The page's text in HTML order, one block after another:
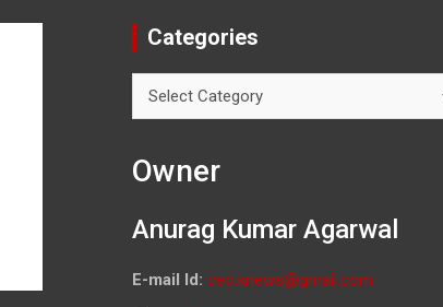
Categories
Owner
Anurag Kumar Agarwal
E-mail Id: ceo.knews@gmail.com